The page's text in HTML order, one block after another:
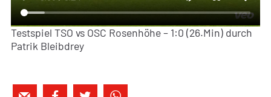
Testspiel TSO vs OSC Rosenhöhe – 1:0 (26.Min) durch
Patrik Bleibdrey